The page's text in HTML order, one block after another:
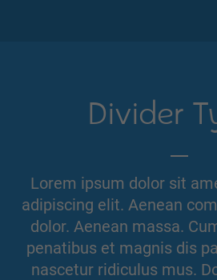
Divider
Lorem ipsum dolor sit
adipiscing elit. Aenean
dolor. Aenean massa.
penatibus et magnis dis
nascetur ridiculus mus.